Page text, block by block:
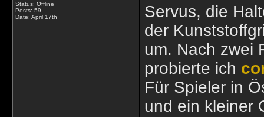
Status: Offline
Posts: 59
Date: April 17th
Servus, die
der
um. Nach zwei
probierte ich
Für Spieler in
und ein kleiner